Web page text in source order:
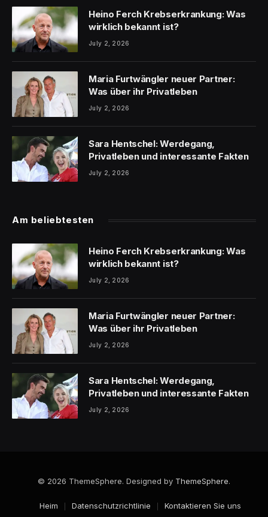
Heino Ferch Krebserkrankung: Was
wirklich bekannt ist?
July 2, 2026
Maria Furtwängler neuer Partner:
Was über ihr Privatleben
July 2, 2026
Sara Hentschel: Werdegang,
Privatleben und interessante Fakten
July 2, 2026
Am beliebtesten
Heino Ferch Krebserkrankung: Was
wirklich bekannt ist?
July 2, 2026
Maria Furtwängler neuer Partner:
Was über ihr Privatleben
July 2, 2026
Sara Hentschel: Werdegang,
Privatleben und interessante Fakten
July 2, 2026
© 2026 ThemeSphere. Designed by ThemeSphere.
Heim Datenschutzrichtlinie
Kontaktieren Sie uns